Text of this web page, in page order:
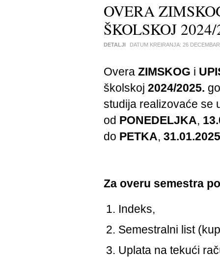
OVERA
ŠKOLSKOJ
DETALJI DATUM KREIRANJA: 26
Overa ZIMSKOG i
školskoj 2024/2025.
studija realizovaće se
od PONEDELJKA,
do PETKA,
Za overu semestra
Indeks,
Semestralni list
Uplata na tekući